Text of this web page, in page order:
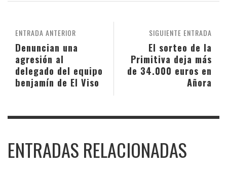
SIGUIENTE ENTRADA
El sorteo de la
Primitiva deja más
de 34.000 euros en
Añora
ENTRADA ANTERIOR
Denuncian una
agresión al
delegado del equipo
benjamín de El Viso
ENTRADAS RELACIONADAS